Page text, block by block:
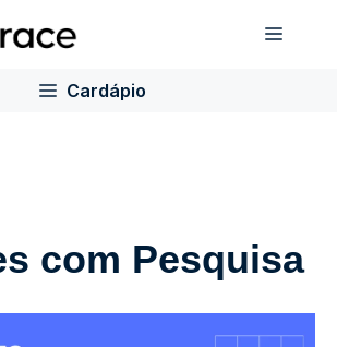
Cardápio
com Pesquisa